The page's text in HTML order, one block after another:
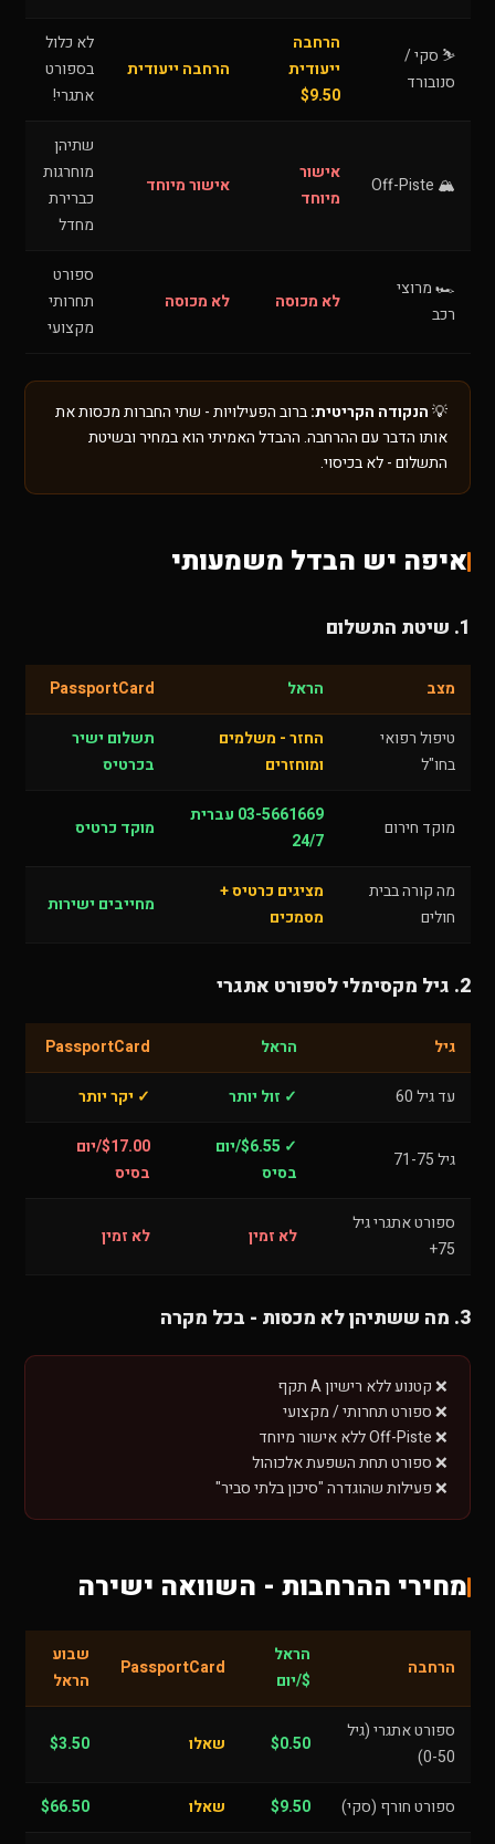
⛷️ סקי /
סנובורד
הרחבה
ייעודית
$9.50
הרחבה ייעודית
לא כלול
בספורט
אתגרי!
🏔️ Off-Piste
אישור
מיוחד
אישור מיוחד
שתיהן
מוחרגות
כברירת
מחדל
🏎️ מרוצי
רכב
לא מכוסה לא מכוסה
ספורט
תחרותי
מקצועי
💡הנקודה הקריטית:ברוב הפעילויות - שתי החברות מכסות את
אותו הדבר עם ההרחבה. ההבדל האמיתי הוא במחיר ובשיטת
התשלום - לא בכיסוי.
איפה יש הבדל משמעותי
1. שיטת התשלום
מצב הראל PassportCard
טיפול רפואי
בחו"ל
החזר - משלמים
ומוחזרים
תשלום ישיר
בכרטיס
מוקד חירום
03-5661669 עברית
24/7
מוקד כרטיס
מה קורה בבית
חולים
מציגים כרטיס +
מסמכים
מחייבים ישירות
2. גיל מקסימלי לספורט אתגרי
גיל הראל PassportCard
עד גיל 60 ✓ זול יותר ✓ יקר יותר
גיל 71-75
✓ $6.55/יום
בסיס
$17.00/יום
בסיס
ספורט אתגרי גיל
75+
לא זמין לא זמין
3. מה ששתיהן לא מכסות - בכל מקרה
❌ קטנוע ללא רישיון A תקף
❌ ספורט תחרותי / מקצועי
❌ Off-Piste ללא אישור מיוחד
❌ ספורט תחת השפעת אלכוהול
❌ פעילות שהוגדרה "סיכון בלתי סביר"
מחירי ההרחבות - השוואה ישירה
הרחבה
הראל
$/יום
PassportCard
שבוע
הראל
ספורט אתגרי (גיל
0-50)
$0.50 שאלו $3.50
ספורט חורף (סקי) $9.50 שאלו $66.50